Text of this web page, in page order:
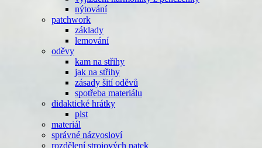
nýtování
patchwork
základy
lemování
oděvy
kam na střihy
jak na střihy
zásady šití oděvů
spotřeba materiálu
didaktické hrátky
plst
materiál
správné názvosloví
rozdělení strojových patek